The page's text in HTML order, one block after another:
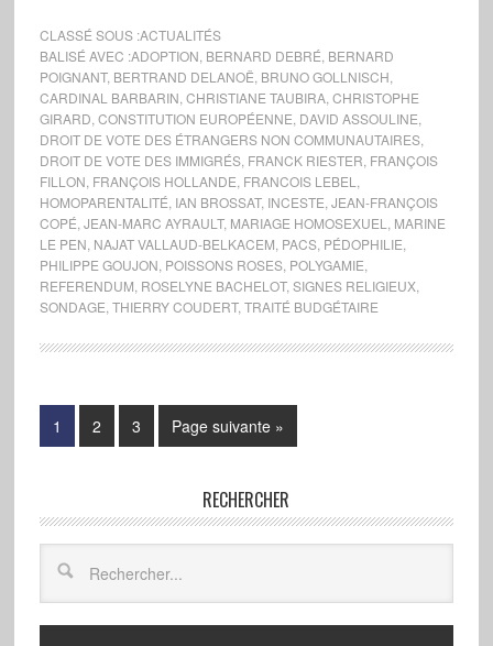
CLASSÉ SOUS :ACTUALITÉS
BALISÉ AVEC :ADOPTION BERNARD DEBRÉ BERNARD
POIGNANT, BERTRAND DELANOË BRUNO GOLLNISCH
CARDINAL BARBARIN CHRISTIANE TAUBIRA, CHRISTOPHE
GIRARD CONSTITUTION EUROPÉENNE DAVID ASSOULINE
DROIT DE VOTE DES ÉTRANGERS NON COMMUNAUTAIRES,
DROIT DE VOTE DES IMMIGRÉS, FRANCK RIESTER FRANÇOIS
FILLON FRANÇOIS HOLLANDE FRANCOIS LEBEL
HOMOPARENTALITÉ IAN BROSSAT, INCESTE JEAN-FRANÇOIS
COPÉ JEAN-MARC AYRAULT, MARIAGE HOMOSEXUEL
MARINE
LE PEN NAJAT VALLAUD-BELKACEM PACS, PÉDOPHILIE
PHILIPPE GOUJON POISSONS ROSES, POLYGAMIE
REFERENDUM ROSELYNE BACHELOT, SIGNES RELIGIEUX,
SONDAGE THIERRY COUDERT, TRAITÉ BUDGÉTAIRE
1 2 3 Page suivante »
RECHERCHER